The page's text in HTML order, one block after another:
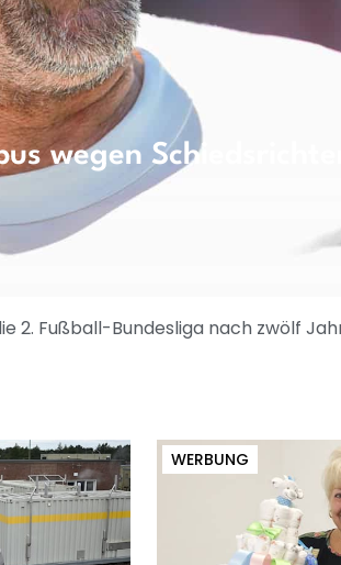
wegen
2. Fußball-Bundesliga nach zwölf
WERBUNG